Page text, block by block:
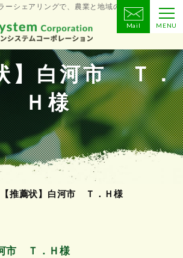
ーシェアリングで、農業と地域の未来をつくる
Mail MENU
】白河市 Ｔ．
Ｈ様
【推薦状】白河市 Ｔ．Ｈ様
市 Ｔ．Ｈ様